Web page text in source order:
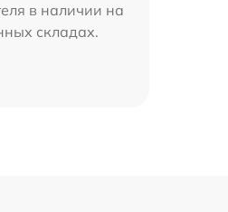
в наличии на
складах.